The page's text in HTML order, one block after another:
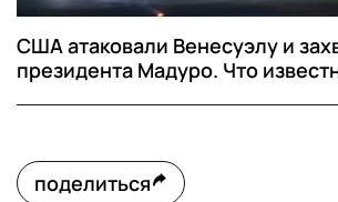
США атаковали Венесуэлу и
президента Мадуро. Что
поделиться